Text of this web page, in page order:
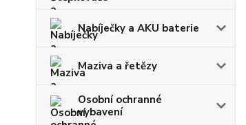
Nabíječky a AKU baterie
Maziva a řetězy
Osobní ochranné
vybavení